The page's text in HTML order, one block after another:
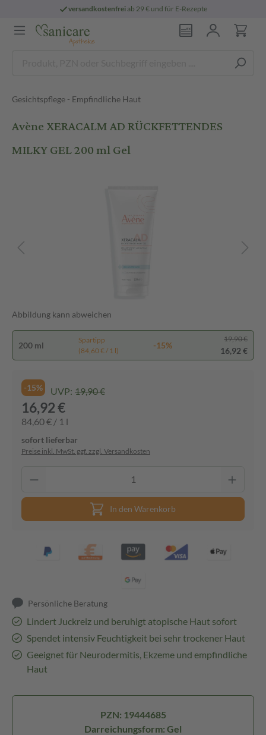
versandkostenfreiab 29 € und für E-Rezepte
Gesichtspflege - Empfindliche Haut
Avène XERACALM AD RÜCKFETTENDES
MILKY GEL 200 ml Gel
Abbildung kann abweichen
200 ml
Spartipp
(84,60 € / 1 l)
-15%
19,90 €
16,92 €
-15% UVP: 19,90 €
16,92 €
84,60 € / 1 l
sofort lieferbar
Preise inkl. MwSt. ggf. zzgl. Versandkosten
In den Warenkorb
Persönliche Beratung
Lindert Juckreiz und beruhigt atopische Haut sofort
Spendet intensiv Feuchtigkeit bei sehr trockener Haut
Geeignet für Neurodermitis, Ekzeme und empfindliche
Haut
PZN: 19444685
Darreichungsform: Gel